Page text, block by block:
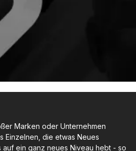
Marken oder Unternehmen
Einzelnen, die etwas Neues
ein ganz neues Niveau hebt - so